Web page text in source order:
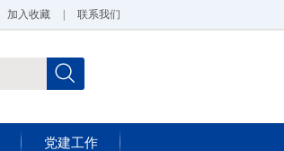
加入收藏 联系我们
党建工作